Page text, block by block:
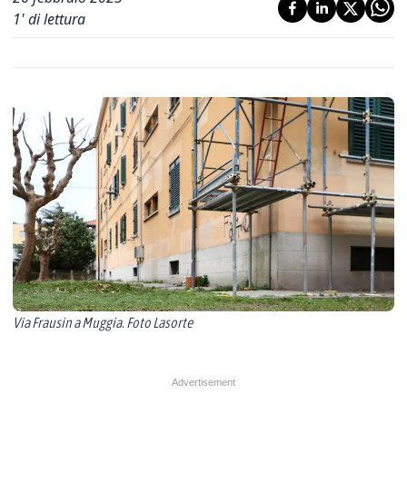
1' di lettura
Via Frausin a Muggia. Foto Lasorte